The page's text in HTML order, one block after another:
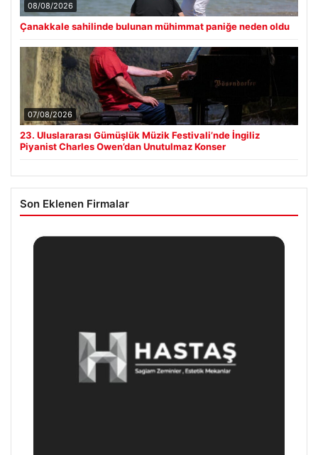
08/08/2026
Çanakkale sahilinde bulunan mühimmat paniğe neden oldu
07/08/2026
23. Uluslararası Gümüşlük Müzik Festivali’nde İngiliz
Piyanist Charles Owen’dan Unutulmaz Konser
Son Eklenen Firmalar